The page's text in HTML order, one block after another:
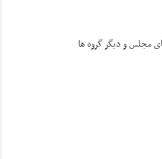
مجلس و دیگر گروه ها